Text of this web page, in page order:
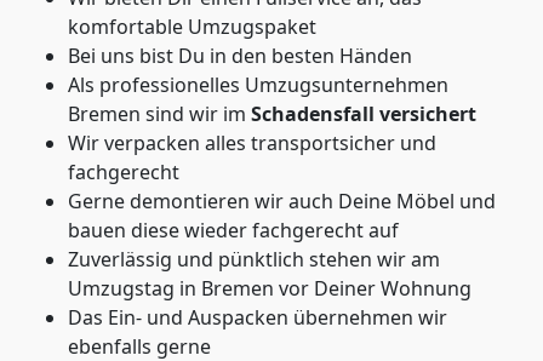
komfortable Umzugspaket
Bei uns bist Du in den besten Händen
Als professionelles Umzugsunternehmen
Bremen sind wir im Schadensfall versichert
Wir verpacken alles transportsicher und
fachgerecht
Gerne demontieren wir auch Deine Möbel und
bauen diese wieder fachgerecht auf
Zuverlässig und pünktlich stehen wir am
Umzugstag in Bremen vor Deiner Wohnung
Das Ein- und Auspacken übernehmen wir
ebenfalls gerne